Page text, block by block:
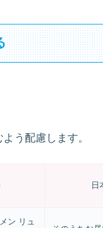
う配慮します。
日
ン リュ